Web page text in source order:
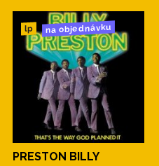
lp na objednávku
PRESTON BILLY